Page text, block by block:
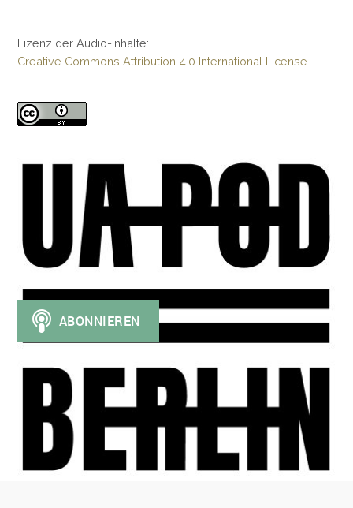
Lizenz der Audio-Inhalte:
Creative Commons Attribution 4.0 International License.